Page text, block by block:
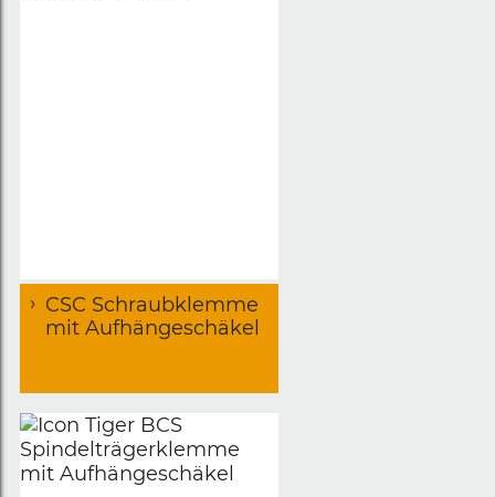
CSC Schraubklemme
mit Aufhängeschäkel